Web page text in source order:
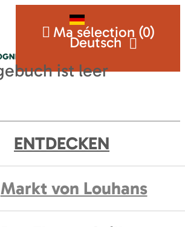
Deutsch
Ma sélection (0)
ENTDECKEN
Markt von Louhans